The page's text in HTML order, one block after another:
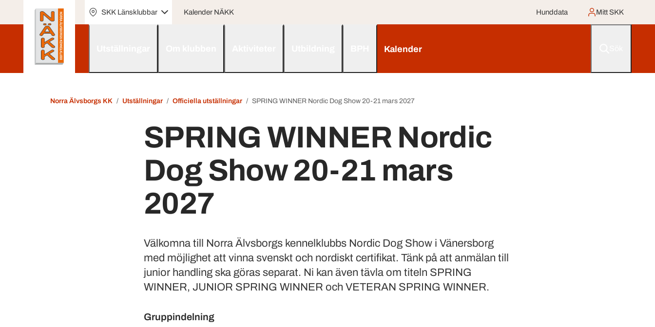
SKK Länsklubbar Kalender NÄKK Hunddata Mitt SKK
Kalender
Norra Älvsborgs KK Utställningar Officiella utställningar SPRING WINNER Nordic Dog Show 20-21 mars 2027
SPRING WINNER Nordic
Dog Show 20-21 mars
2027
Välkomna till Norra Älvsborgs kennelklubbs Nordic Dog Show i Vänersborg
med möjlighet att vinna svenskt och nordiskt certifikat. Tänk på att anmälan till
junior handling ska göras separat. Ni kan även tävla om titeln SPRING
WINNER, JUNIOR SPRING WINNER och VETERAN SPRING WINNER.
Gruppindelning